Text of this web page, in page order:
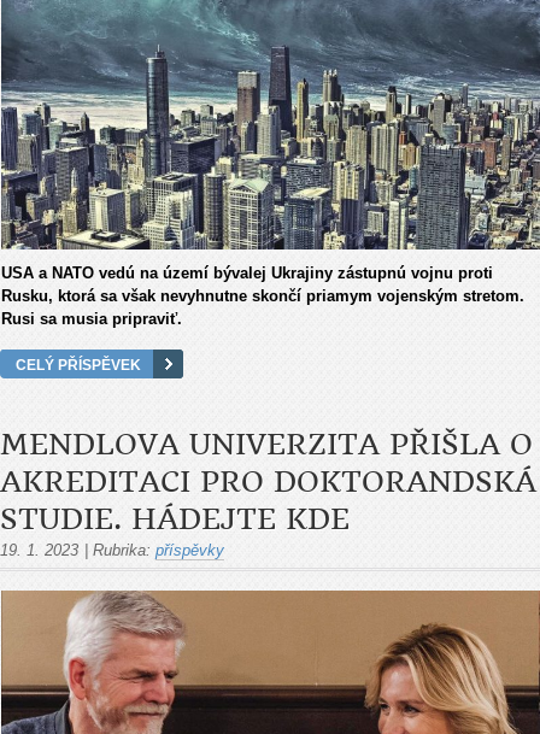
USA a NATO vedú na území bývalej Ukrajiny zástupnú vojnu proti
Rusku, ktorá sa však nevyhnutne skončí priamym vojenským stretom.
Rusi sa musia pripraviť.
CELÝ PŘÍSPĚVEK
MENDLOVA UNIVERZITA PŘIŠLA O
AKREDITACI PRO DOKTORANDSKÁ
STUDIE. HÁDEJTE KDE
19. 1. 2023 Rubrika: příspěvky